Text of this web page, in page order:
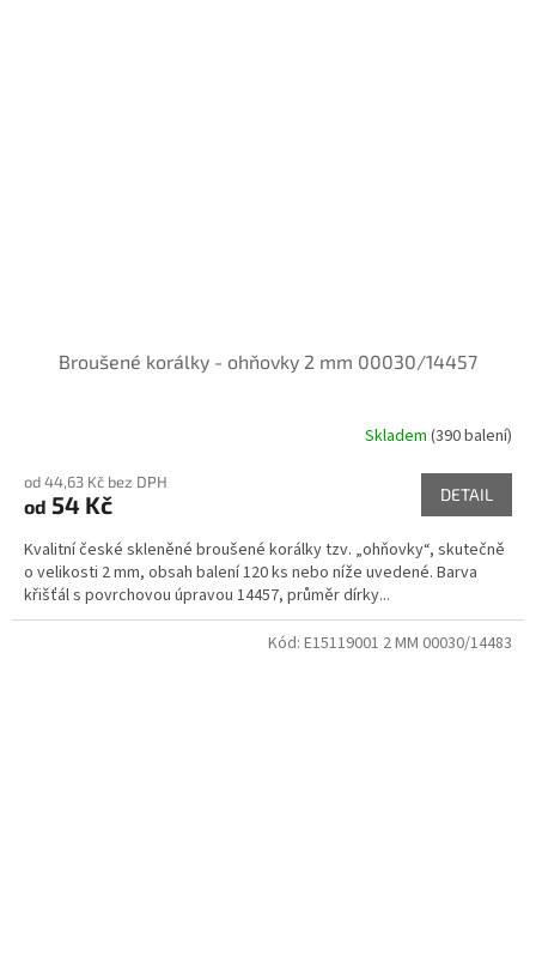
Broušené korálky - ohňovky 2 mm 00030/14457
Skladem (390 balení)
od 44,63 Kč bez DPH
od 54 Kč DETAIL
Kvalitní české skleněné broušené korálky tzv. „ohňovky“, skutečně
o velikosti 2 mm, obsah balení 120 ks nebo níže uvedené. Barva
křišťál s povrchovou úpravou 14457, průměr dírky...
Kód: E15119001 2 MM 00030/14483